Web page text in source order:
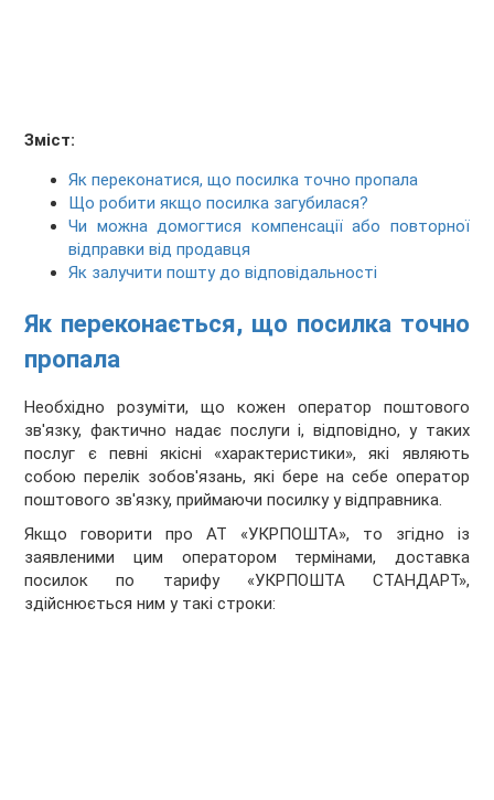
Зміст:
Як переконатися, що посилка точно пропала
Що робити якщо посилка загубилася?
Чи можна домогтися компенсації або повторної
відправки від продавця
Як залучити пошту до відповідальності
Як переконається, що посилка точно
пропала
Необхідно розуміти, що кожен оператор поштового
зв'язку, фактично надає послуги і, відповідно, у таких
послуг є певні якісні «характеристики», які являють
собою перелік зобов'язань, які бере на себе оператор
поштового зв'язку, приймаючи посилку у відправника.
Якщо говорити про АТ «УКРПОШТА», то згідно із
заявленими цим оператором термінами, доставка
посилок по тарифу «УКРПОШТА СТАНДАРТ»,
здійснюється ним у такі строки: